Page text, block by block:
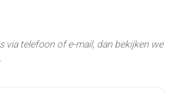
via telefoon of e-mail, dan bekijken we